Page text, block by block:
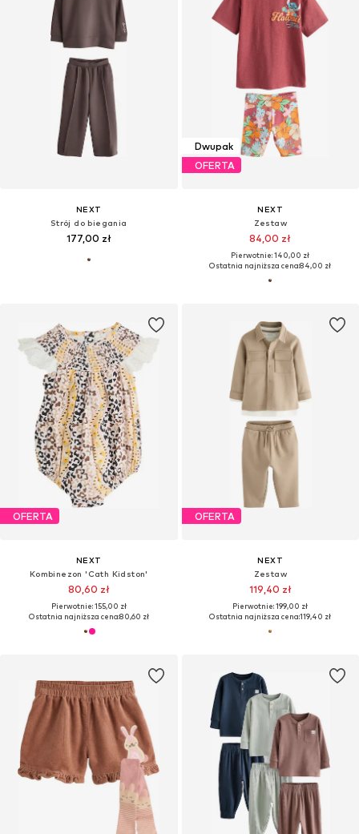
NEXT
Strój do biegania
177,00 zł
Dwupak
OFERTA
NEXT
Zestaw
84,00 zł
Pierwotnie: 140,00 zł
Ostatnia najniższa cena:84,00 zł
OFERTA
NEXT
Kombinezon 'Cath Kidston'
80,60 zł
Pierwotnie: 155,00 zł
Ostatnia najniższa cena:80,60 zł
OFERTA
NEXT
Zestaw
119,40 zł
Pierwotnie: 199,00 zł
Ostatnia najniższa cena:119,40 zł